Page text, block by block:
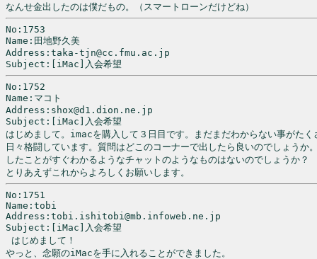
No:1753
Name:田地野久美
Address:taka-tjn@cc.fmu.ac.jp
Subject:[iMac]入会希望
No:1752
Name:マコト
Address:shox@d1.dion.ne.jp
Subject:[iMac]入会希望
はじめまして。imacを購入して３日目です。まだまだわからない事がたく
日々格闘しています。質問はどこのコーナーで出したら良いのでしょうか
したことがすぐわかるようなチャットのようなものはないのでしょうか？
とりあえずこれからよろしくお願いします。
No:1751
Name:tobi
Address:tobi.ishitobi@mb.infoweb.ne.jp
Subject:[iMac]入会希望
はじめまして！
やっと、念願のiMacを手に入れることができました。